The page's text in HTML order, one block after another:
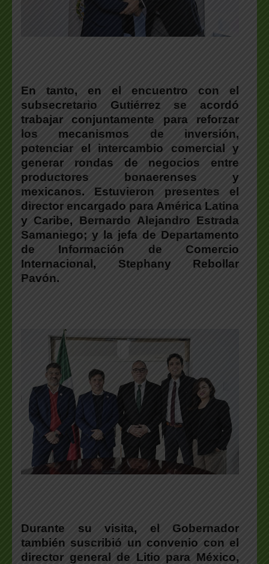
En tanto, en el encuentro con el
subsecretario Gutiérrez se acordó
trabajar conjuntamente para reforzar
los mecanismos de inversión,
potenciar el intercambio comercial y
generar rondas de negocios entre
productores bonaerenses y
mexicanos. Estuvieron presentes el
director encargado para América Latina
y Caribe, Bernardo Alejandro Estrada
Samaniego; y la jefa de Departamento
de Información de Comercio
Internacional, Stephany Rebollar
Pavón.
Durante su visita, el Gobernador
también suscribió un convenio con el
director general de Litio para México,